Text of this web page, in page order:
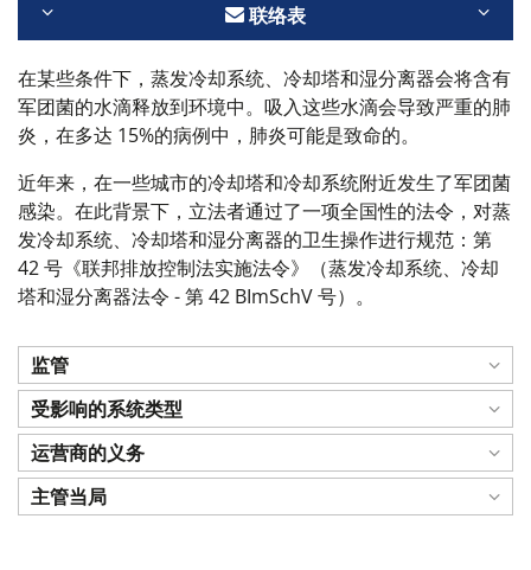
联络表
在某些条件下，蒸发冷却系统、冷却塔和湿分离器会将含有
军团菌的水滴释放到环境中。吸入这些水滴会导致严重的肺
炎，在多达 15%的病例中，肺炎可能是致命的。
近年来，在一些城市的冷却塔和冷却系统附近发生了军团菌
感染。在此背景下，立法者通过了一项全国性的法令，对蒸
发冷却系统、冷却塔和湿分离器的卫生操作进行规范：第
42 号《联邦排放控制法实施法令》（蒸发冷却系统、冷却
塔和湿分离器法令 - 第 42 BImSchV 号）。
监管
受影响的系统类型
运营商的义务
主管当局